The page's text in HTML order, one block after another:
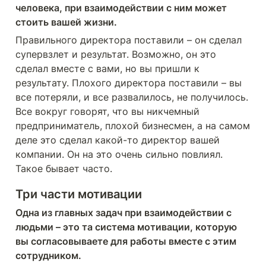
человека, при взаимодействии с ним может
стоить вашей жизни.
Правильного директора поставили – он сделал
супервзлет и результат. Возможно, он это
сделал вместе с вами, но вы пришли к
результату. Плохого директора поставили – вы
все потеряли, и все развалилось, не получилось.
Все вокруг говорят, что вы никчемный
предприниматель, плохой бизнесмен, а на самом
деле это сделал какой-то директор вашей
компании. Он на это очень сильно повлиял.
Такое бывает часто.
Три части мотивации
Одна из главных задач при взаимодействии с
людьми – это та система мотивации, которую
вы согласовываете для работы вместе с этим
сотрудником.